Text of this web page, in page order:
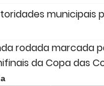
municipais
rodada marcada
da Copa das